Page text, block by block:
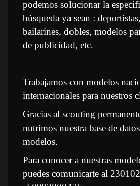
podemos solucionar la
búsqueda ya sean :
bailarines, dobles, modelos
de publicidad, etc.
Trabajamos con modelos
internacionales para nuestros
Gracias al scouting
nutrimos nuestra base de
modelos.
Para conocer a nuestras
puedes comunicarte al